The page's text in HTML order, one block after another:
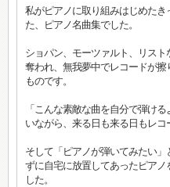
私がピアノに取り組みはじめた
た、ピアノ名曲集でした。
ショパン、モーツァルト、リス
奪われ、無我夢中でレコードが
ものです。
「こんな素敵な曲を自分で弾け
いながら、来る日も来る日もレコ
そして「ピアノが弾いてみたい
ずに自宅に放置してあったピア
した。